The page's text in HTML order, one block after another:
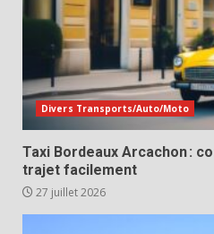
Divers Transports/Auto/Moto
Taxi Bordeaux Arcachon :
trajet facilement
27 juillet 2026